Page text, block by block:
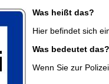
Was heißt das?
Hier befindet sich
Was bedeutet das?
Wenn Sie zur